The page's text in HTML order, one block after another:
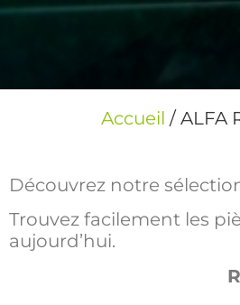
Accueil / ALFA
Découvrez notre
Trouvez facilement les
aujourd’hui.